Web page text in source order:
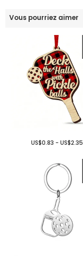
Vous pourriez aimer
US$0.83 - US$2.35